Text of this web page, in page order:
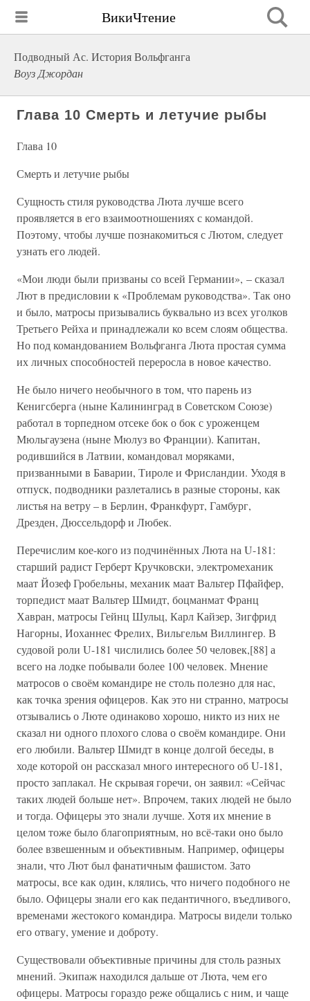
ВикиЧтение
Подводный Ас. История Вольфганга
Воуз Джордан
Глава 10 Смерть и летучие рыбы
Глава 10
Смерть и летучие рыбы
Сущность стиля руководства Люта лучше всего
проявляется в его взаимоотношениях с командой.
Поэтому, чтобы лучше познакомиться с Лютом, следует
узнать его людей.
«Мои люди были призваны со всей Германии», – сказал
Лют в предисловии к «Проблемам руководства». Так оно
и было, матросы призывались буквально из всех уголков
Третьего Рейха и принадлежали ко всем слоям общества.
Но под командованием Вольфганга Люта простая сумма
их личных способностей переросла в новое качество.
Не было ничего необычного в том, что парень из
Кенигсберга (ныне Калининград в Советском Союзе)
работал в торпедном отсеке бок о бок с уроженцем
Мюльгаузена (ныне Мюлуз во Франции). Капитан,
родившийся в Латвии, командовал моряками,
призванными в Баварии, Тироле и Фрисландии. Уходя в
отпуск, подводники разлетались в разные стороны, как
листья на ветру – в Берлин, Франкфурт, Гамбург,
Дрезден, Дюссельдорф и Любек.
Перечислим кое-кого из подчинённых Люта на U-181:
старший радист Герберт Кручковски, электромеханик
маат Йозеф Гробельны, механик маат Вальтер Пфайфер,
торпедист маат Вальтер Шмидт, боцманмат Франц
Хавран, матросы Гейнц Шульц, Карл Кайзер, Зигфрид
Нагорны, Иоханнес Фрелих, Вильгельм Виллингер. В
судовой роли U-181 числились более 50 человек,[88] а
всего на лодке побывали более 100 человек. Мнение
матросов о своём командире не столь полезно для нас,
как точка зрения офицеров. Как это ни странно, матросы
отзывались о Люте одинаково хорошо, никто из них не
сказал ни одного плохого слова о своём командире. Они
его любили. Вальтер Шмидт в конце долгой беседы, в
ходе которой он рассказал много интересного об U-181,
просто заплакал. Не скрывая горечи, он заявил: «Сейчас
таких людей больше нет». Впрочем, таких людей не было
и тогда. Офицеры это знали лучше. Хотя их мнение в
целом тоже было благоприятным, но всё-таки оно было
более взвешенным и объективным. Например, офицеры
знали, что Лют был фанатичным фашистом. Зато
матросы, все как один, клялись, что ничего подобного не
было. Офицеры знали его как педантичного, въедливого,
временами жестокого командира. Матросы видели только
его отвагу, умение и доброту.
Существовали объективные причины для столь разных
мнений. Экипаж находился дальше от Люта, чем его
офицеры. Матросы гораздо реже общались с ним, и чаще